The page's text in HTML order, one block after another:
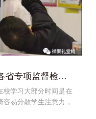
让学生“坐得正、伸得直” 各省专项监督检查学校课桌椅
校学习大部分时间是在
易分散学生注意力，